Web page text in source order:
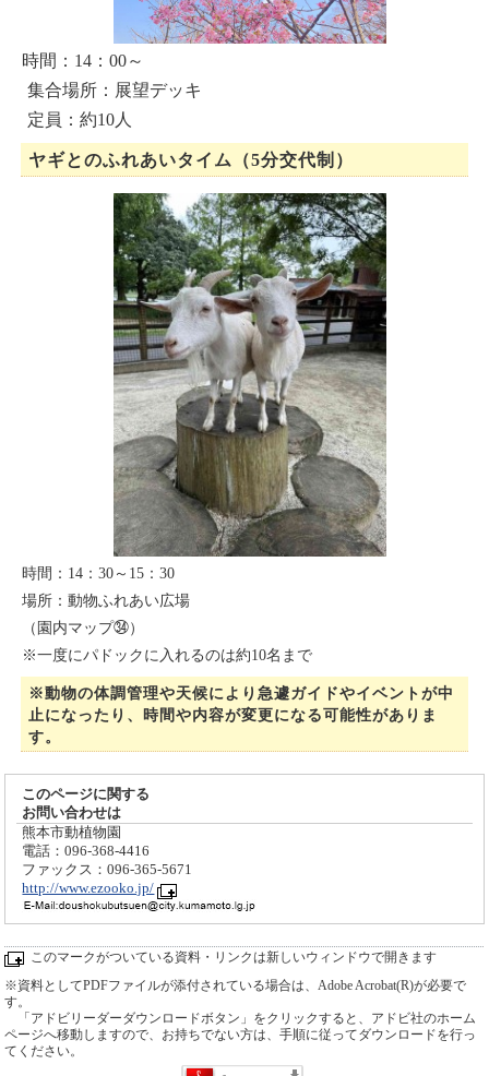
時間：14：00～
集合場所：展望デッキ
定員：約10人
ヤギとのふれあいタイム（5分交代制）
時間：14：30～15：30
場所：動物ふれあい広場
（園内マップ㉞）
※一度にパドックに入れるのは約10名まで
※動物の体調管理や天候により急遽ガイドやイベントが中
止になったり、時間や内容が変更になる可能性がありま
す。
このページに関する
お問い合わせは
熊本市動植物園
電話：096-368-4416
ファックス：096-365-5671
http://www.ezooko.jp/
このマークがついている資料・リンクは新しいウィンドウで開きます
※資料としてPDFファイルが添付されている場合は、Adobe Acrobat(R)が必要で
す。
「アドビリーダーダウンロードボタン」をクリックすると、アドビ社のホーム
ページへ移動しますので、お持ちでない方は、手順に従ってダウンロードを行っ
てください。